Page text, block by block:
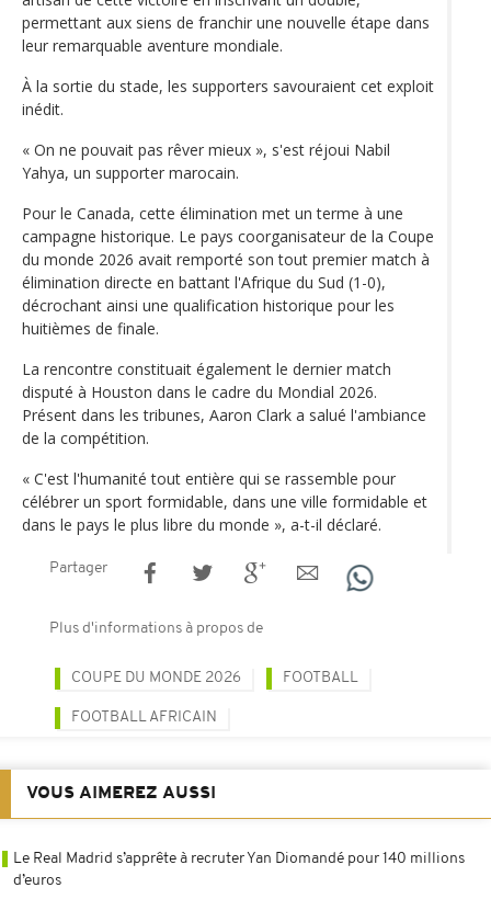
permettant aux siens de franchir une nouvelle étape dans
leur remarquable aventure mondiale.
À la sortie du stade, les supporters savouraient cet exploit
inédit.
« On ne pouvait pas rêver mieux », s'est réjoui Nabil
Yahya, un supporter marocain.
Pour le Canada, cette élimination met un terme à une
campagne historique. Le pays coorganisateur de la Coupe
du monde 2026 avait remporté son tout premier match à
élimination directe en battant l'Afrique du Sud (1-0),
décrochant ainsi une qualification historique pour les
huitièmes de finale.
La rencontre constituait également le dernier match
disputé à Houston dans le cadre du Mondial 2026.
Présent dans les tribunes, Aaron Clark a salué l'ambiance
de la compétition.
« C'est l'humanité tout entière qui se rassemble pour
célébrer un sport formidable, dans une ville formidable et
dans le pays le plus libre du monde », a-t-il déclaré.
Partager
Plus d'informations à propos de
COUPE DU MONDE 2026 FOOTBALL
FOOTBALL AFRICAIN
VOUS AIMEREZ AUSSI
Le Real Madrid s’apprête à recruter Yan Diomandé pour 140 millions
d’euros